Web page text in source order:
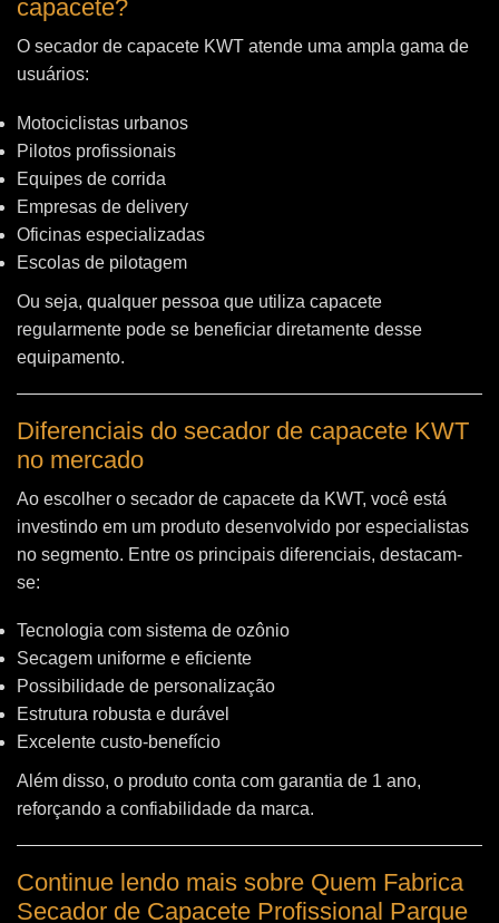
capacete?
O secador de capacete KWT atende uma ampla gama de
usuários:
Motociclistas urbanos
Pilotos profissionais
Equipes de corrida
Empresas de delivery
Oficinas especializadas
Escolas de pilotagem
Ou seja, qualquer pessoa que utiliza capacete
regularmente pode se beneficiar diretamente desse
equipamento.
Diferenciais do secador de capacete KWT
no mercado
Ao escolher o secador de capacete da KWT, você está
investindo em um produto desenvolvido por especialistas
no segmento. Entre os principais diferenciais, destacam-
se:
Tecnologia com sistema de ozônio
Secagem uniforme e eficiente
Possibilidade de personalização
Estrutura robusta e durável
Excelente custo-benefício
Além disso, o produto conta com garantia de 1 ano,
reforçando a confiabilidade da marca.
Continue lendo mais sobre Quem Fabrica
Secador de Capacete Profissional Parque